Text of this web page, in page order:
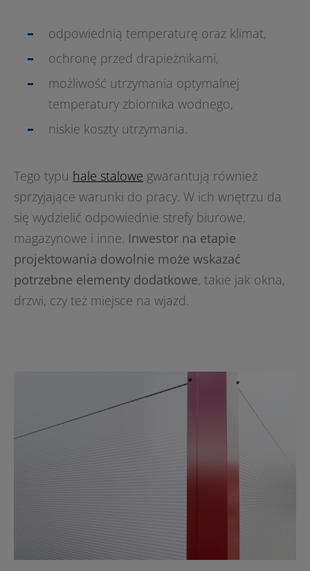
odpowiednią temperaturę oraz klimat,
ochronę przed drapieżnikami,
możliwość utrzymania optymalnej
temperatury zbiornika wodnego,
niskie koszty utrzymania.
Tego typu hale stalowe gwarantują również
sprzyjające warunki do pracy. W ich wnętrzu da
się wydzielić odpowiednie strefy biurowe,
magazynowe i inne. Inwestor na etapie
projektowania dowolnie może wskazać
potrzebne elementy dodatkowe, takie jak okna,
drzwi, czy też miejsce na wjazd.